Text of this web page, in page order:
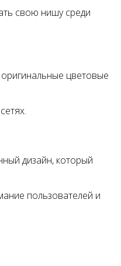
свою нишу среди
цветовые
дизайн, который
пользователей и